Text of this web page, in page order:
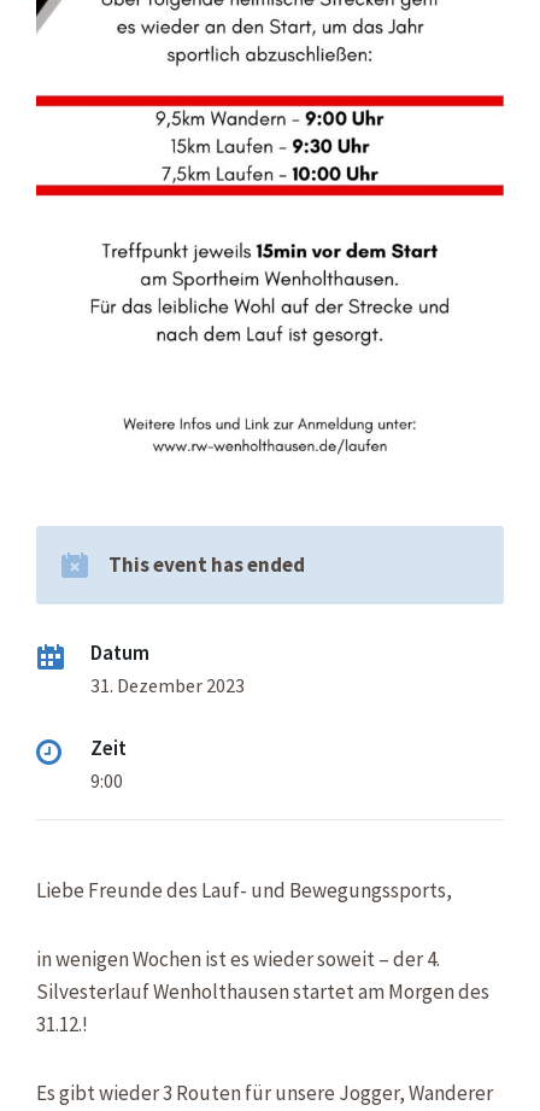
This event has ended
Datum
31. Dezember 2023
Zeit
9:00
Liebe Freunde des Lauf- und Bewegungssports,
in wenigen Wochen ist es wieder soweit – der 4.
Silvesterlauf Wenholthausen startet am Morgen des
31.12.!
Es gibt wieder 3 Routen für unsere Jogger, Wanderer